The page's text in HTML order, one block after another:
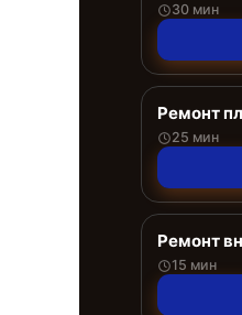
30 мин
Ремонт
25 мин
Ремонт
15 мин